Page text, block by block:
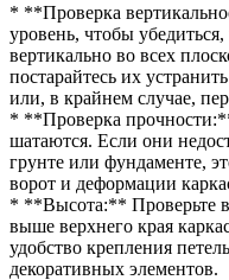
* **Проверка
уровень, чтобы
вертикально во всех
постарайтесь их
или, в крайнем случае,
* **Проверка
шатаются. Если они
грунте или фундаменте,
ворот и деформации
* **Высота:** Проверьте
выше верхнего края
удобство крепления
декоративных элементов.